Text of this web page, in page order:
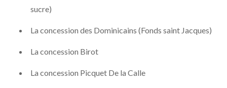
sucre)
La concession des Dominicains (Fonds saint Jacques)
La concession Birot
La concession Picquet De la Calle